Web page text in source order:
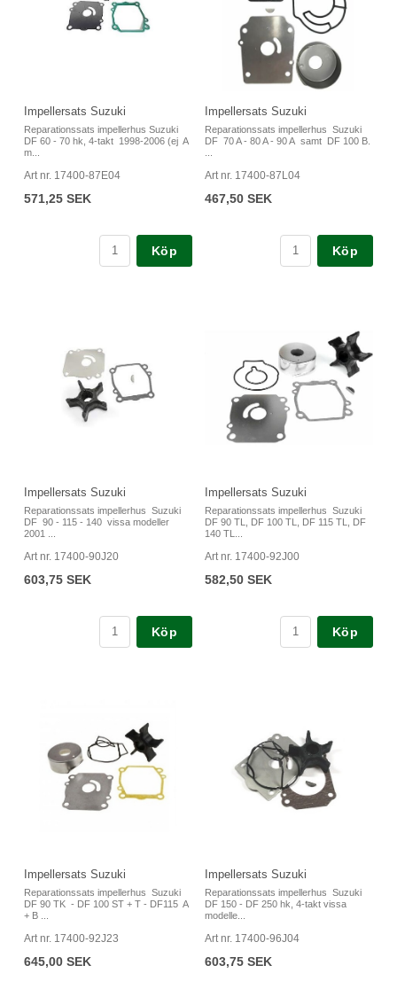
Impellersats Suzuki
Reparationssats impellerhus Suzuki
DF 60 - 70 hk, 4-takt 1998-2006 (ej A
m...
Art nr. 17400-87E04
571,25 SEK
Köp
Impellersats Suzuki
Reparationssats impellerhus Suzuki
DF 70 A - 80 A - 90 A samt DF 100 B.
Art nr. 17400-87L04
467,50 SEK
Köp
Impellersats Suzuki
Reparationssats impellerhus Suzuki
DF 90 - 115 - 140 vissa modeller
2001 ...
Art nr. 17400-90J20
603,75 SEK
Köp
Impellersats Suzuki
Reparationssats impellerhus Suzuki
DF 90 TL, DF 100 TL, DF 115 TL, DF
140 TL...
Art nr. 17400-92J00
582,50 SEK
Köp
Impellersats Suzuki
Reparationssats impellerhus Suzuki
DF 90 TK - DF 100 ST + T - DF115 A
+ B ...
Art nr. 17400-92J23
645,00 SEK
Impellersats Suzuki
Reparationssats impellerhus Suzuki
DF 150 - DF 250 hk, 4-takt vissa
modelle...
Art nr. 17400-96J04
603,75 SEK